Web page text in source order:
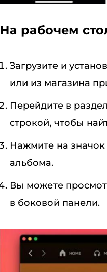
На рабочем
Загрузите и
или из магазина
Перейдите в
строкой, чтобы
Нажмите на
альбома.
Вы можете
в боковой панели.